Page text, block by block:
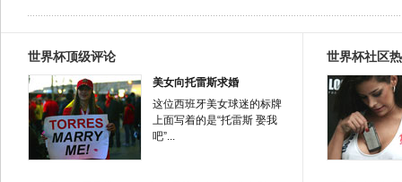
世界杯顶级评论
美女向托雷斯求婚
这位西班牙美女球迷的标牌
上面写着的是“托雷斯 娶我
吧”...
世界杯社区